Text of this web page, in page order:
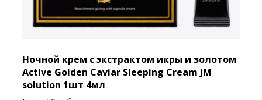
Ночной крем с экстрактом икры и золотом
Active Golden Caviar Sleeping Cream JM
solution 1шт 4мл